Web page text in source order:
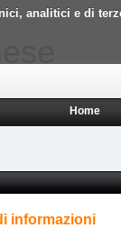
analitici e di
Home
informazioni